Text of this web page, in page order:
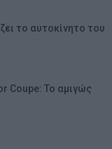
το αυτοκίνητο του
Coupe: Το αμιγώς